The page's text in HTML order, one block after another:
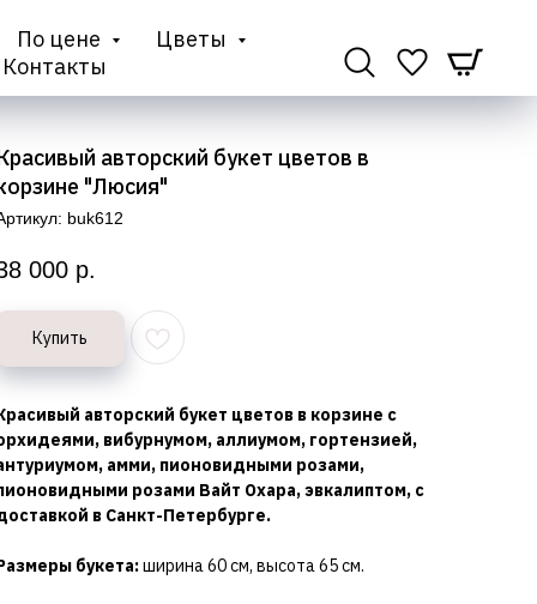
По цене
Цветы
Контакты
авторский букет цветов в
"Люсия"
buk612
000 р.
Купить
авторский букет цветов в корзине с
вибурнумом, аллиумом, гортензией,
амми, пионовидными розами,
розами Вайт Охара, эвкалиптом, с
в Санкт-Петербурге.
букета:ширина 60 см, высота 65 см.